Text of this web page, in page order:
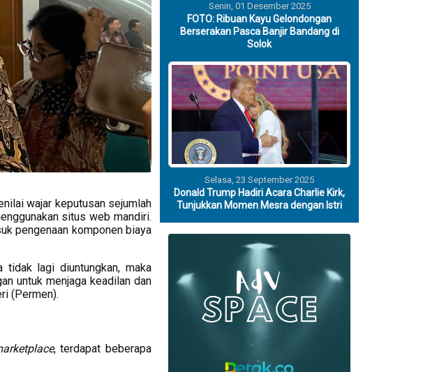
wajar keputusan sejumlah
situs web mandiri.
pengenaan komponen biaya
tidak lagi diuntungkan, maka
untuk menjaga keadilan dan
(Permen).
, terdapat beberapa
Senin, 01 Desember 2025
FOTO: Ribuan Kayu Gelondongan
Berserakan Pasca Banjir Bandang di
Solok
Selasa, 23 September 2025
Donald Trump Hadiri Acara Charlie Kirk,
Tunjukkan Momen Mesra dengan Istri